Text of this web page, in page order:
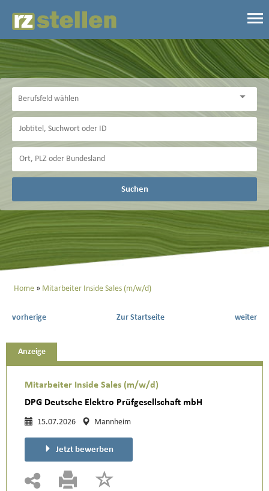
Suchen
Home Mitarbeiter Inside Sales (m/w/d)
vorherige Zur Startseite weiter
Anzeige
Mitarbeiter Inside Sales (m/w/d)
DPG Deutsche Elektro Prüfgesellschaft mbH
15.07.2026 Mannheim
Jetzt bewerben